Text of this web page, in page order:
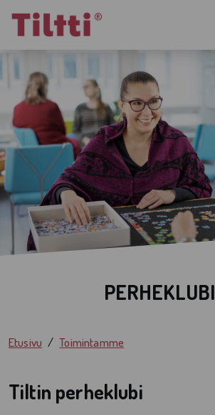
PERHEKLUBI
Etusivu Toimintamme
Tiltin perheklubi